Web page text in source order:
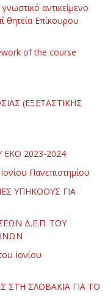
αντικείμενο
θητεία Επίκουρου
of the course
(ΕΞΕΤΑΣΤΙΚΗΣ
2023-2024
Πανεπιστημίου
ΥΠΗΚΟΟΥΣ ΓΙΑ
Δ.Ε.Π. ΤΟΥ
Ιονίου
ΣΤΗ ΣΛΟΒΑΚΙΑ ΓΙΑ ΤΟ